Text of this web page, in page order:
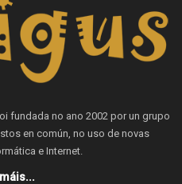
fundada no ano 2002 por un grupo
en común, no uso de novas
e Internet.